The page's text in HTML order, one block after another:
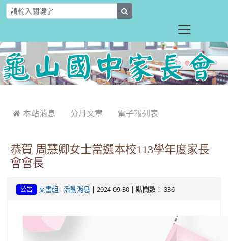
 本站消息 分月文章 電子報列表
恭賀 周慧卿女士當選本校113學年度家長
會會長
公告 文書組 - 活動消息 | 2024-09-30 | 點閱數： 336